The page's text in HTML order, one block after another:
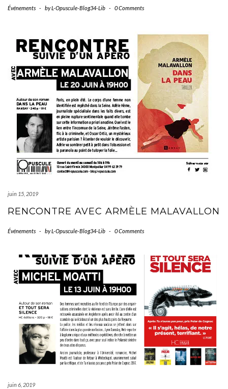
Événements - byL-Opuscule-Blog34-Lib - 0 Comments
juin 15, 2019
RENCONTRE AVEC ARMÈLE MALAVALLON
Événements - byL-Opuscule-Blog34-Lib - 0 Comments
juin 6, 2019